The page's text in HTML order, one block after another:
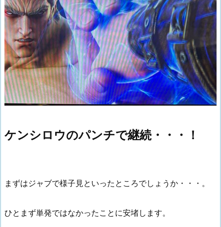
ケンシロウのパンチで継続・・・！
まずはジャブで様子見といったところでしょうか・・・。
ひとまず単発ではなかったことに安堵します。